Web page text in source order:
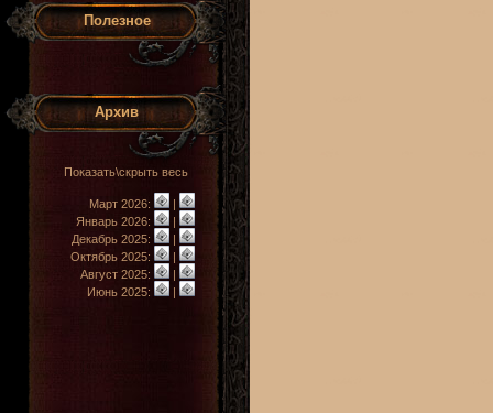
Полезное
Архив
Показать\скрыть весь
Март 2026:
|
Январь 2026:
|
Декабрь 2025:
|
Октябрь 2025:
|
Август 2025:
|
Июнь 2025:
|